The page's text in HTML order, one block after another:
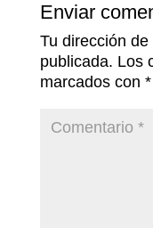
Enviar
Tu dirección
publicada. Los
marcados con *